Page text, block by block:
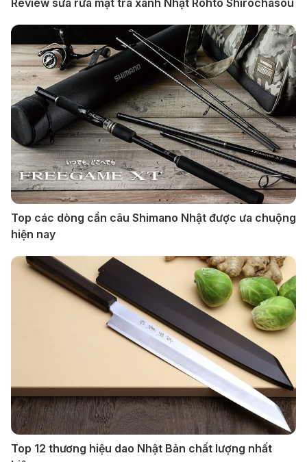
Top các dòng cần câu Shimano Nhật được ưa chuộng
hiện nay
Top 12 thương hiệu dao Nhật Bản chất lượng nhất